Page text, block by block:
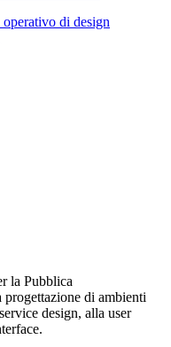
di design
la Pubblica
progettazione di ambienti
design, alla user